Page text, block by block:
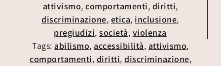
attivismo, comportamenti, diritti,
discriminazione, etica, inclusione,
pregiudizi,società, violenza
Tags: abilismo, accessibilità, attivismo,
comportamenti, diritti, discriminazione,